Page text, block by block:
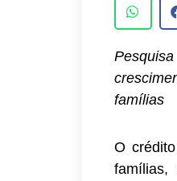
famílias
O
famílias,